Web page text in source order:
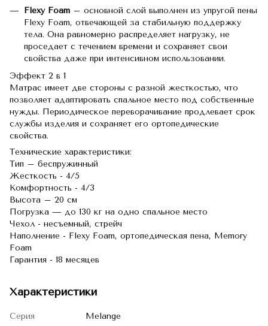
Flexy Foam – основной слой выполнен из упругой пены
Flexy Foam, отвечающей за стабильную поддержку
тела. Она равномерно распределяет нагрузку, не
проседает с течением времени и сохраняет свои
свойства даже при интенсивном использовании.
Эффект 2 в 1
Матрас имеет две стороны с разной жесткостью, что
позволяет адаптировать спальное место под собственные
нужды. Периодическое переворачивание продлевает срок
службы изделия и сохраняет его ортопедические
свойства.
Технические характеристики:
Тип – беспружинный
Жесткость - 4/5
Комфортность - 4/3
Высота – 20 см
Погрузка — до 130 кг на одно спальное место
Чехол - несъемный, стрейч
Наполнение - Flexy Foam, ортопедическая пена, Memory
Foam
Гарантия - 18 месяцев
Характеристики
Серия
Melange